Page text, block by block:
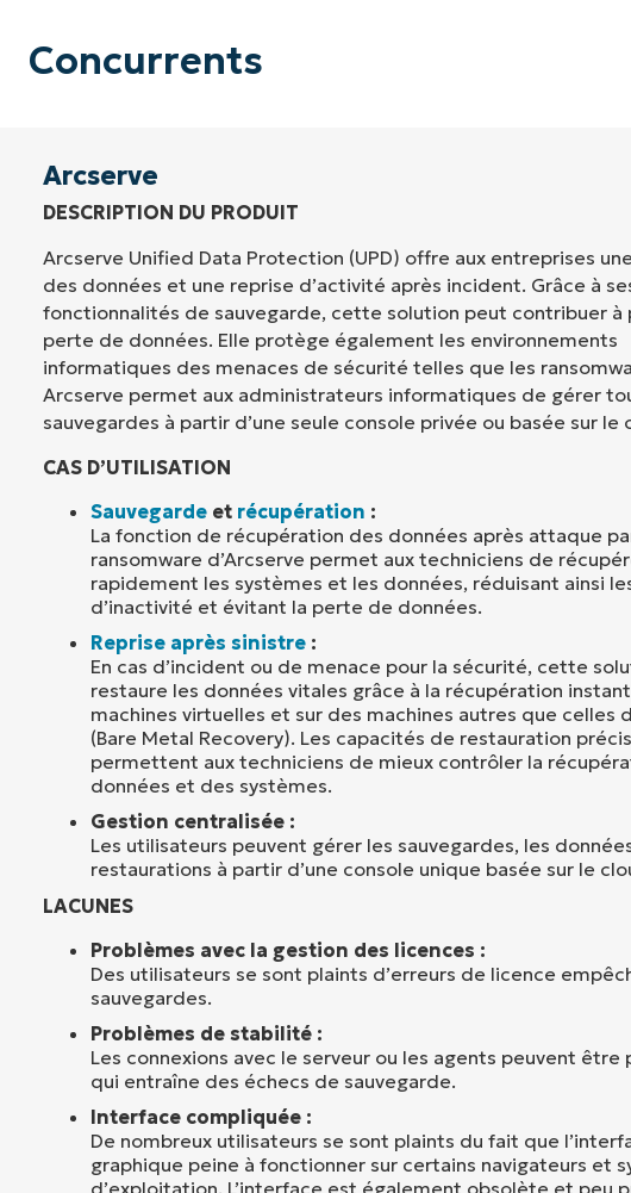
Concurrents
Arcserve
DESCRIPTION DU PRODUIT
Arcserve Unified Data Protection (UPD) offre aux entreprises
des données et une reprise d’activité après incident. Grâce à
fonctionnalités de sauvegarde, cette solution peut contribuer à
perte de données. Elle protège également les environnements
informatiques des menaces de sécurité telles que les
Arcserve permet aux administrateurs informatiques de gérer
sauvegardes à partir d’une seule console privée ou basée sur le
CAS D’UTILISATION
Sauvegarde et récupération :
La fonction de récupération des données après attaque
ransomware d’Arcserve permet aux techniciens de
rapidement les systèmes et les données, réduisant ainsi
d’inactivité et évitant la perte de données.
Reprise après sinistre :
En cas d’incident ou de menace pour la sécurité, cette
restaure les données vitales grâce à la récupération
machines virtuelles et sur des machines autres que celles
(Bare Metal Recovery). Les capacités de restauration
permettent aux techniciens de mieux contrôler la
données et des systèmes.
Gestion centralisée :
Les utilisateurs peuvent gérer les sauvegardes, les
restaurations à partir d’une console unique basée sur le
LACUNES
Problèmes avec la gestion des licences :
Des utilisateurs se sont plaints d’erreurs de licence
sauvegardes.
Problèmes de stabilité :
Les connexions avec le serveur ou les agents peuvent être
qui entraîne des échecs de sauvegarde.
Interface compliquée :
De nombreux utilisateurs se sont plaints du fait que
graphique peine à fonctionner sur certains navigateurs et
d’exploitation. L’interface est également obsolète et peu